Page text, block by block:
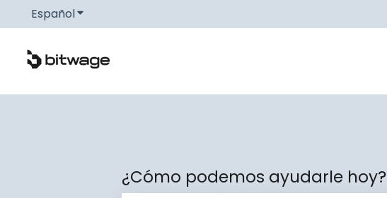
EspañolTraducciones de Mostrar submenú de
¿Cómo podemos ayudarle hoy?